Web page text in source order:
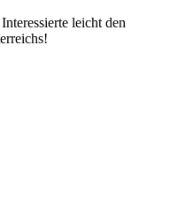
leicht den